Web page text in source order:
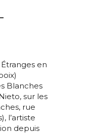
en
Blanches
sur les
rue
l’artiste
depuis